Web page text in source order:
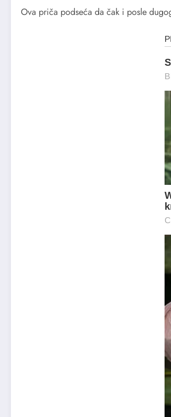
Ova priča podseća da čak i posle